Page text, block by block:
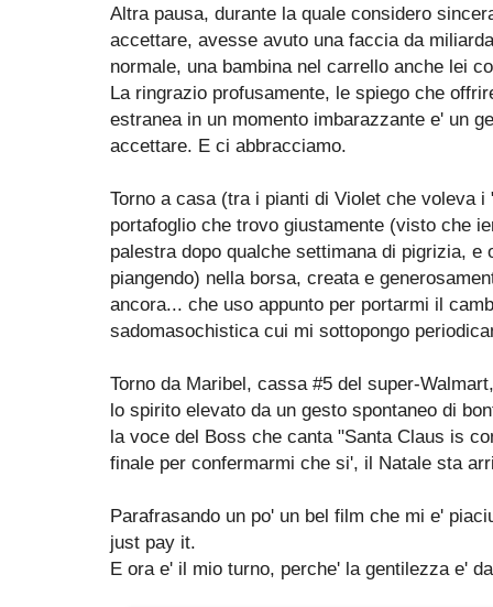
Altra pausa, durante la quale considero
accettare, avesse avuto una faccia da
normale, una bambina nel carrello anche lei
La ringrazio profusamente, le spiego che
estranea in un momento imbarazzante e' un
accettare. E ci abbracciamo.
Torno a casa (tra i pianti di Violet che voleva
portafoglio che trovo giustamente (visto che
palestra dopo qualche settimana di pigrizia, e
piangendo) nella borsa, creata e
ancora... che uso appunto per portarmi il
sadomasochistica cui mi sottopongo
Torno da Maribel, cassa #5 del super-
lo spirito elevato da un gesto spontaneo di
la voce del Boss che canta "Santa Claus is
finale per confermarmi che si', il Natale sta
Parafrasando un po' un bel film che mi e'
just pay it.
E ora e' il mio turno, perche' la gentilezza e'